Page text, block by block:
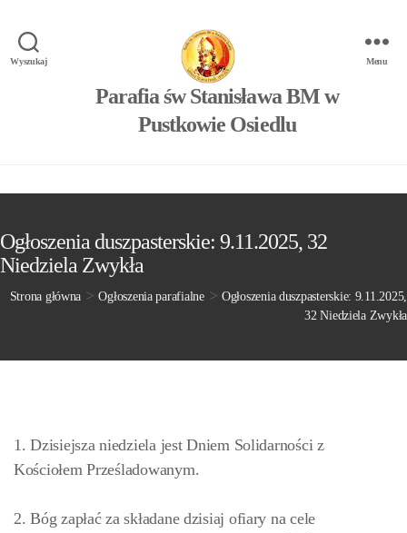
Wyszukaj
Parafia św Stanisława BM w
Pustkowie Osiedlu
Menu
Ogłoszenia duszpasterskie: 9.11.2025, 32
Niedziela Zwykła
Strona główna >Ogłoszenia parafialne> Ogłoszenia duszpasterskie: 9.11.2025,
32 Niedziela Zwykła
1. Dzisiejsza niedziela jest Dniem Solidarności z
Kościołem Prześladowanym.
2. Bóg zapłać za składane dzisiaj ofiary na cele